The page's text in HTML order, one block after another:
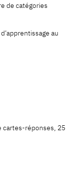
de catégories
au
cartes-réponses, 25